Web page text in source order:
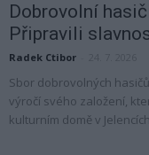
Dobrovolní
Připravili
Radek Ctibor
Sbor dobrovolných
výročí svého založení,
kulturním domě v